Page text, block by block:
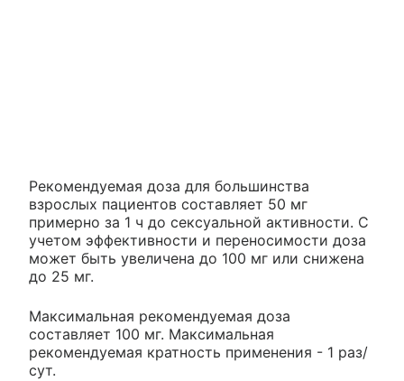
Рекомендуемая доза для большинства
взрослых пациентов составляет 50 мг
примерно за 1 ч до сексуальной активности. С
учетом эффективности и переносимости доза
может быть увеличена до 100 мг или снижена
до 25 мг.
Максимальная рекомендуемая доза
составляет 100 мг. Максимальная
рекомендуемая кратность применения - 1 раз/
сут.